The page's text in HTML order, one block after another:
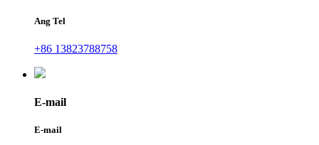
Ang Tel
+86 13823788758
E-mail
E-mail